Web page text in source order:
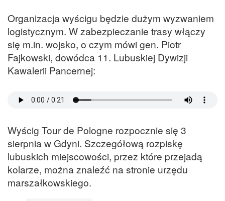
Organizacja wyścigu będzie dużym wyzwaniem
logistycznym. W zabezpieczanie trasy włączy
się m.in. wojsko, o czym mówi gen. Piotr
Fajkowski, dowódca 11. Lubuskiej Dywizji
Kawalerii Pancernej:
Wyścig Tour de Pologne rozpocznie się 3
sierpnia w Gdyni. Szczegółową rozpiskę
lubuskich miejscowości, przez które przejadą
kolarze, można znaleźć na stronie urzędu
marszałkowskiego.